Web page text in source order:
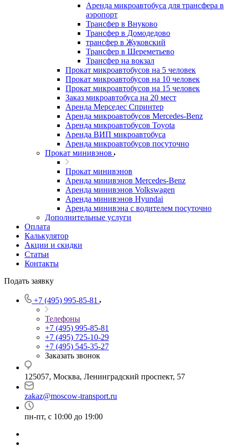
Аренда микроавтобуса для трансфера в
аэропорт
Трансфер в Внуково
Трансфер в Домодедово
трансфер в Жуковский
Трансфер в Шереметьево
Трансфер на вокзал
Прокат микроавтобусов на 5 человек
Прокат микроавтобусов на 10 человек
Прокат микроавтобусов на 15 человек
Заказ микроавтобуса на 20 мест
Аренда Мерседес Спринтер
Аренда микроавтобусов Mercedes-Benz
Аренда микроавтобусов Toyota
Аренда ВИП микроавтобуса
Аренда микроавтобусов посуточно
Прокат минивэнов
Прокат минивэнов
Аренда минивэнов Mercedes-Benz
Аренда минивэнов Volkswagen
Аренда минивэнов Hyundai
Аренда минивэна с водителем посуточно
Дополнительные услуги
Оплата
Калькулятор
Акции и скидки
Статьи
Контакты
Подать заявку
+7 (495) 995-85-81
Телефоны
+7 (495) 995-85-81
+7 (495) 725-10-29
+7 (495) 545-35-27
Заказать звонок
125057, Москва, Ленинградский проспект, 57
zakaz@moscow-transport.ru
пн-пт, с 10:00 до 19:00